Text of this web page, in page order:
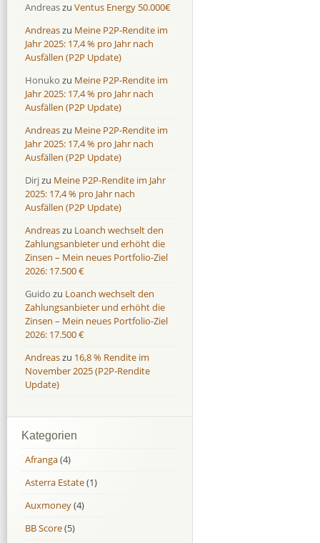
Andreaszu Ventus Energy 50.000€
Andreaszu Meine P2P-Rendite im
Jahr 2025: 17,4 % pro Jahr nach
Ausfällen (P2P Update)
Honuko zu Meine P2P-Rendite im
Jahr 2025: 17,4 % pro Jahr nach
Ausfällen (P2P Update)
Andreaszu Meine P2P-Rendite im
Jahr 2025: 17,4 % pro Jahr nach
Ausfällen (P2P Update)
Dirjzu Meine P2P-Rendite im Jahr
2025: 17,4 % pro Jahr nach
Ausfällen (P2P Update)
Andreaszu Loanch wechselt den
Zahlungsanbieter und erhöht die
Zinsen – Mein neues Portfolio-Ziel
2026: 17.500 €
Guido zu Loanch wechselt den
Zahlungsanbieter und erhöht die
Zinsen – Mein neues Portfolio-Ziel
2026: 17.500 €
Andreaszu 16,8 % Rendite im
November 2025 (P2P-Rendite
Update)
Kategorien
Afranga(4)
Asterra Estate(1)
Auxmoney(4)
BB Score(5)